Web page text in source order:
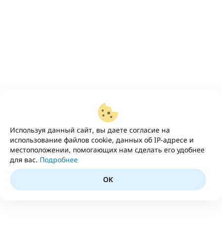
Используя данный сайт, вы даете согласие на
использование файлов cookie, данных об IP-адресе и
местоположении, помогающих нам сделать его удобнее
для вас. Подробнее
OK